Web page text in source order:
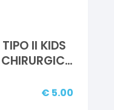
II KIDS
€ 5.00